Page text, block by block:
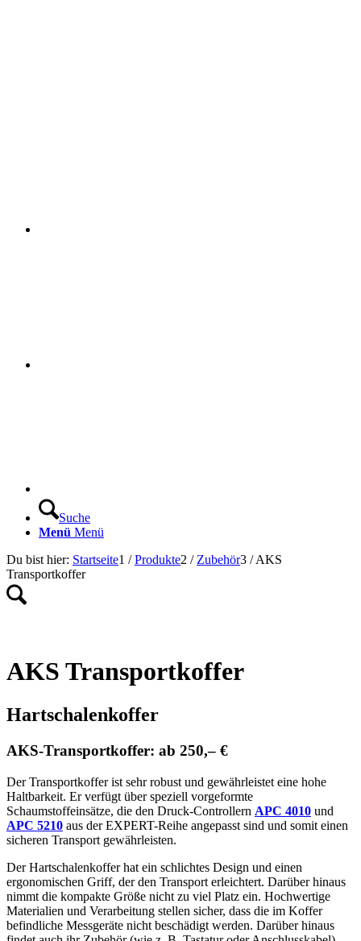
Suche
Menü Menü
Du bist hier: Startseite1 / Produkte2 / Zubehör3 / AKS
Transportkoffer
AKS Transportkoffer
Hartschalenkoffer
AKS-Transportkoffer: ab 250,– €
Der Transportkoffer ist sehr robust und gewährleistet eine hohe
Haltbarkeit. Er verfügt über speziell vorgeformte
Schaumstoffeinsätze, die den Druck-Controllern APC 4010 und
APC 5210 aus der EXPERT-Reihe angepasst sind und somit einen
sicheren Transport gewährleisten.
Der Hartschalenkoffer hat ein schlichtes Design und einen
ergonomischen Griff, der den Transport erleichtert. Darüber hinaus
nimmt die kompakte Größe nicht zu viel Platz ein. Hochwertige
Materialien und Verarbeitung stellen sicher, dass die im Koffer
befindliche Messgeräte nicht beschädigt werden. Darüber hinaus